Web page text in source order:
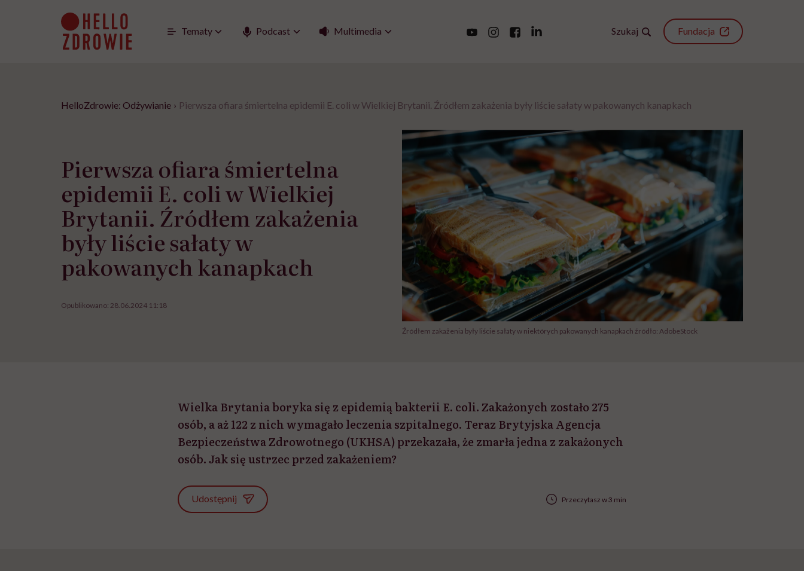
Tematy Podcast Multimedia Szukaj Fundacja
HelloZdrowie: Odżywianie › Pierwsza ofiara śmiertelna epidemii E. coli w Wielkiej Brytanii. Źródłem zakażenia były liście sałaty w pakowanych kanapkach
Pierwsza ofiara śmiertelna
epidemii E. coli w Wielkiej
Brytanii. Źródłem zakażenia
były liście sałaty w
pakowanych kanapkach
Opublikowano: 28.06.2024 11:18
Źródłem zakażenia były liście sałaty w niektórych pakowanych kanapkach źródło: AdobeStock
Wielka Brytania boryka się z epidemią bakterii E. coli. Zakażonych zostało 275
osób, a aż 122 z nich wymagało leczenia szpitalnego. Teraz Brytyjska Agencja
Bezpieczeństwa Zdrowotnego (UKHSA) przekazała, że zmarła jedna z zakażonych
osób. Jak się ustrzec przed zakażeniem?
Udostępnij Przeczytasz w 3 min